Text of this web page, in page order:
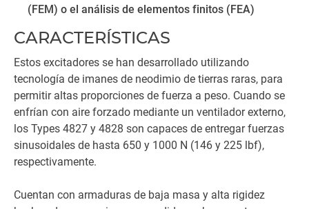
(FEM) o el análisis de elementos finitos (FEA)
CARACTERÍSTICAS
Estos excitadores se han desarrollado utilizando
tecnología de imanes de neodimio de tierras raras, para
permitir altas proporciones de fuerza a peso. Cuando se
enfrían con aire forzado mediante un ventilador externo,
los Types 4827 y 4828 son capaces de entregar fuerzas
sinusoidales de hasta 650 y 1000 N (146 y 225 lbf),
respectivamente.
Cuentan con armaduras de baja masa y alta rigidez